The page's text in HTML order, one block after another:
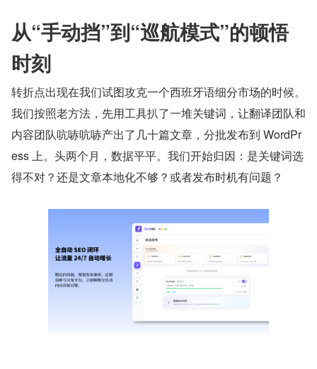
从“手动挡”到“巡航模式”的顿悟
时刻
转折点出现在我们试图攻克一个西班牙语细分市场的时候。
我们按照老方法，先用工具扒了一堆关键词，让翻译团队和
内容团队吭哧吭哧产出了几十篇文章，分批发布到 WordPr
ess 上。头两个月，数据平平。我们开始归因：是关键词选
得不对？还是文章本地化不够？或者发布时机有问题？